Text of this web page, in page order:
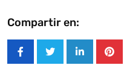
Compartir en:
LinkedIn